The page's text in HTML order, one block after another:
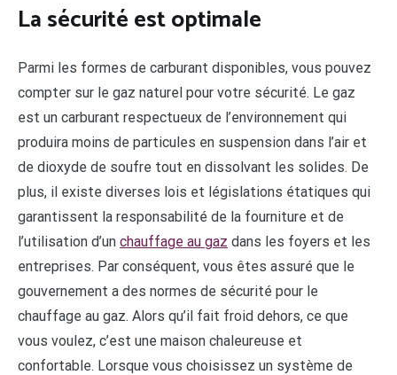
La sécurité est optimale
Parmi les formes de carburant disponibles, vous pouvez
compter sur le gaz naturel pour votre sécurité. Le gaz
est un carburant respectueux de l’environnement qui
produira moins de particules en suspension dans l’air et
de dioxyde de soufre tout en dissolvant les solides. De
plus, il existe diverses lois et législations étatiques qui
garantissent la responsabilité de la fourniture et de
l’utilisation d’un chauffage au gaz dans les foyers et les
entreprises. Par conséquent, vous êtes assuré que le
gouvernement a des normes de sécurité pour le
chauffage au gaz. Alors qu’il fait froid dehors, ce que
vous voulez, c’est une maison chaleureuse et
confortable. Lorsque vous choisissez un système de